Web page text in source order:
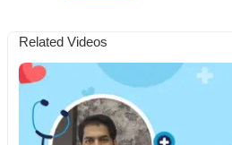
Related Videos